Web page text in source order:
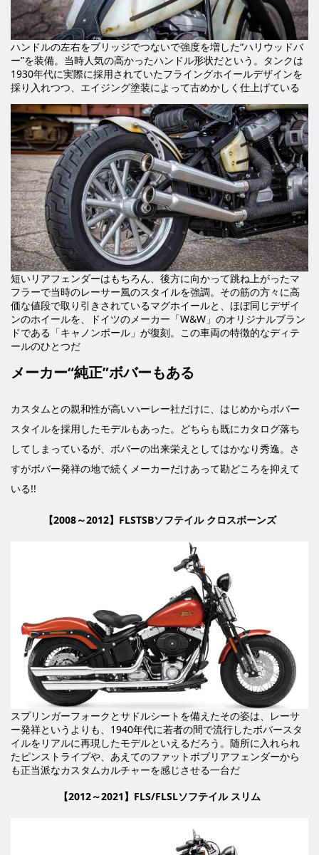
ハンドルの左右をブリッジでつないで強度を増した“ハリウッドバ
ー”を装備。当時人気の高かったハンドル形状だという。タンクは
1930年代に実際に採用されていたフライングホイールデザインを
採り入れつつ、エイジング塗装によって古めかしく仕上げている
短いリアフェンダーはもちろん、後方に向かって跳ね上がったマ
フラーで当時のレーサー風のスタイルを強調。その筋の方々に高
価な値段で取り引きされているマグホイールと、ほぼ同じデザイ
ンのホイールを、ドイツのメーカー「W&W」のオリジナルブラン
ドである「キャノンボール」が復刻。この車両の特徴的なディテ
ールのひとつだ
メーカー“純正”ボバーもある
カスタムとの親和性が高いハーレー社だけに、はじめからボバー
スタイルを採用したモデルもあった。どちらも既にカタログ落ち
してしまっているが、ボバーの出来栄えとしてはかなり秀逸。さ
すがボバー発祥の地で続くメーカーだけあって勘どころを抑えて
いる!!
【2008～2012】FLSTSBソフテイル クロスボーンズ
スプリンガーフォークとサドルシートを備えたその姿は、レーサ
ー発祥というよりも、1940年代に若者の間で流行したボバースタ
イルをリアルに再現したモデルといえるだろう。随所に入れられ
たピンストライプや、あえてのファットボブリアフェンダーから
も正当派なカスタムカルチャーを感じさせる一台だ
【2012～2021】FLS/FLSLソフテイル スリム